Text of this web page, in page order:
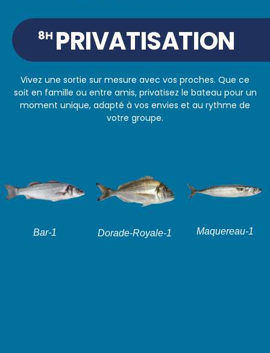
8H PRIVATISATION
Vivez une sortie sur mesure avec vos proches. Que ce
soit en famille ou entre amis, privatisez le bateau pour un
moment unique, adapté à vos envies et au rythme de
votre groupe.
Bar-1 Dorade-Royale-1 Maquereau-1